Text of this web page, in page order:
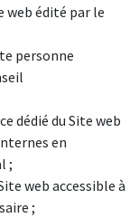
web édité par le
personne
dédié du Site web
en
;
web accessible à
;